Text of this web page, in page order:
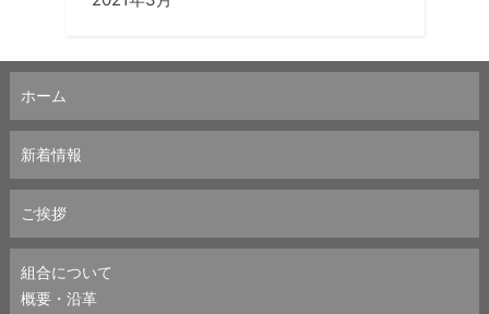
ホーム
新着情報
ご挨拶
組合について
概要・沿革